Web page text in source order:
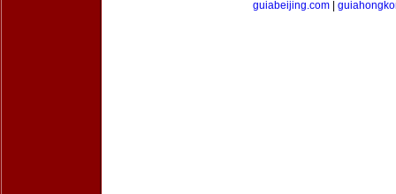
guiabeijing.com|